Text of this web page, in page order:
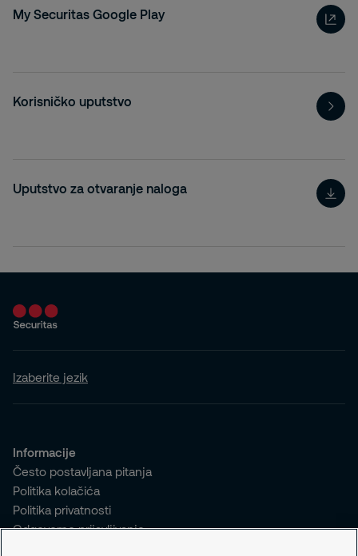
My Securitas Google Play
Korisničko uputstvo
Uputstvo za otvaranje naloga
Izaberite jezik
Informacije
Često postavljana pitanja
Politika kolačića
Politika privatnosti
Odgovorno prijavljivanje